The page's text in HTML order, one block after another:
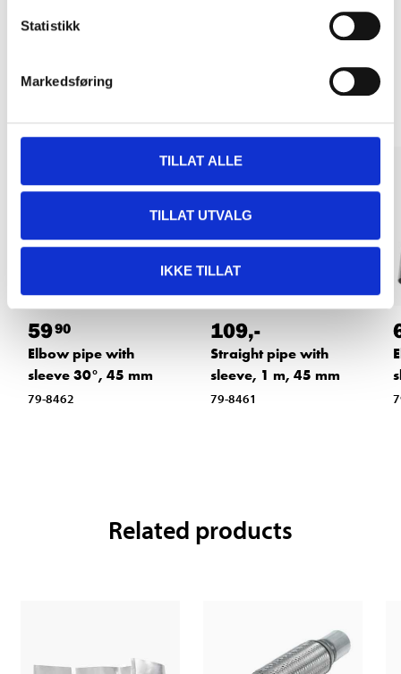
Statistikk
Markedsføring
TILLAT ALLE
TILLAT UTVALG
IKKE TILLAT
Other customers also bought
5990
Elbow pipe with
sleeve 30°, 45 mm
79-8462
109,-
Straight pipe with
sleeve, 1 m, 45 mm
79-8461
Related products